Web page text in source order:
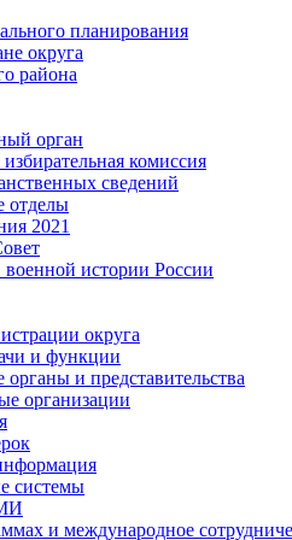
планирования
округа
района
орган
комиссия
сведений
отделы
2021
истории России
округа
и функции
и представительства
организации
системы
и международное